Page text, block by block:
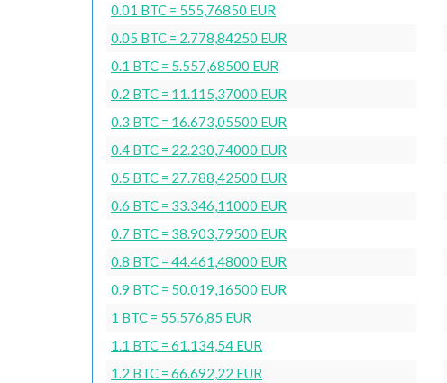
0.01 BTC = 555,76850 EUR
0.05 BTC = 2.778,84250 EUR
0.1 BTC = 5.557,68500 EUR
0.2 BTC = 11.115,37000 EUR
0.3 BTC = 16.673,05500 EUR
0.4 BTC = 22.230,74000 EUR
0.5 BTC = 27.788,42500 EUR
0.6 BTC = 33.346,11000 EUR
0.7 BTC = 38.903,79500 EUR
0.8 BTC = 44.461,48000 EUR
0.9 BTC = 50.019,16500 EUR
1 BTC = 55.576,85 EUR
1.1 BTC = 61.134,54 EUR
1.2 BTC = 66.692,22 EUR